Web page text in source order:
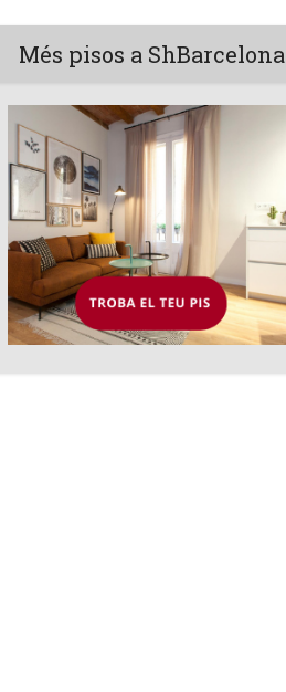
Més pisos a ShBarcelona